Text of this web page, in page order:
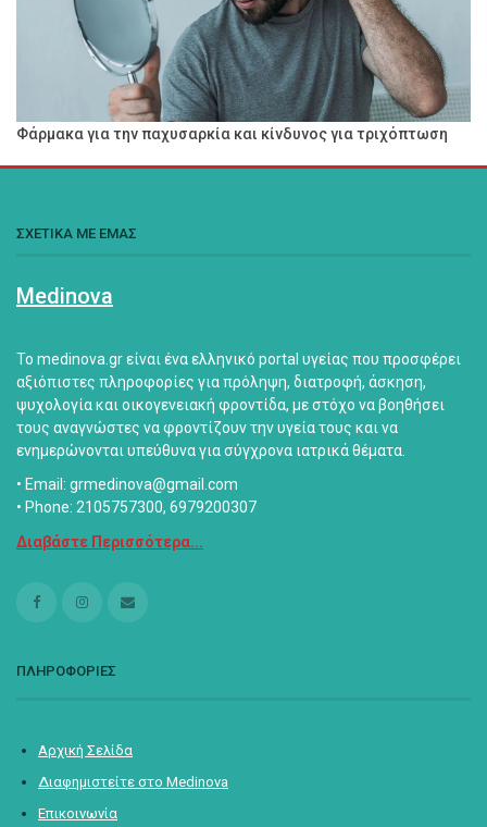
Φάρμακα για την παχυσαρκία και κίνδυνος για τριχόπτωση
ΣΧΕΤΙΚΑ ΜΕ ΕΜΑΣ
Medinova
Το medinova.gr είναι ένα ελληνικό portal υγείας που προσφέρει
αξιόπιστες πληροφορίες για πρόληψη, διατροφή, άσκηση,
ψυχολογία και οικογενειακή φροντίδα, με στόχο να βοηθήσει
τους αναγνώστες να φροντίζουν την υγεία τους και να
ενημερώνονται υπεύθυνα για σύγχρονα ιατρικά θέματα.
• Email: grmedinova@gmail.com
• Phone: 2105757300, 6979200307
Διαβάστε Περισσότερα...
ΠΛΗΡΟΦΟΡΙΕΣ
Αρχική Σελίδα
Διαφημιστείτε στο Medinova
Επικοινωνία